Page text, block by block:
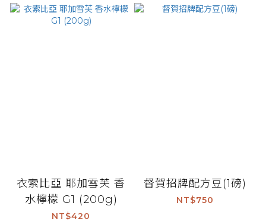
衣索比亞 耶加雪芙 香
水檸檬 G1 (200g)
NT$420
督賀招牌配方豆(1磅)
NT$750